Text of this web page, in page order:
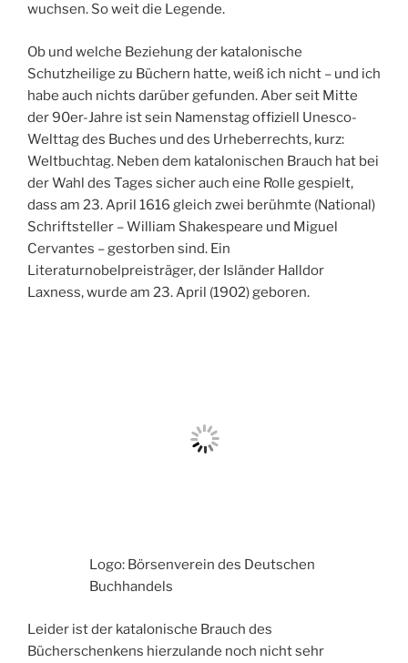
wuchsen. So weit die Legende.
Ob und welche Beziehung der katalonische
Schutzheilige zu Büchern hatte, weiß ich nicht – und ich
habe auch nichts darüber gefunden. Aber seit Mitte
der 90er-Jahre ist sein Namenstag offiziell Unesco-
Welttag des Buches und des Urheberrechts, kurz:
Weltbuchtag. Neben dem katalonischen Brauch hat bei
der Wahl des Tages sicher auch eine Rolle gespielt,
dass am 23. April 1616 gleich zwei berühmte (National)
Schriftsteller – William Shakespeare und Miguel
Cervantes – gestorben sind. Ein
Literaturnobelpreisträger, der Isländer Halldor
Laxness, wurde am 23. April (1902) geboren.
Logo: Börsenverein des Deutschen
Buchhandels
Leider ist der katalonische Brauch des
Bücherschenkens hierzulande noch nicht sehr